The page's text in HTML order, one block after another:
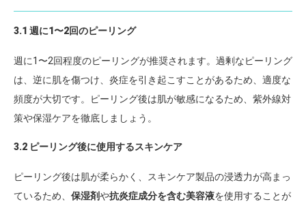
3.1 週に1〜2回のピーリング
週に1〜2回程度のピーリングが推奨されます。過剰なピーリング
は、逆に肌を傷つけ、炎症を引き起こすことがあるため、適度な
頻度が大切です。ピーリング後は肌が敏感になるため、紫外線対
策や保湿ケアを徹底しましょう。
3.2 ピーリング後に使用するスキンケア
ピーリング後は肌が柔らかく、スキンケア製品の浸透力が高まっ
ているため、 保湿剤や抗炎症成分を含む美容液を使用することが